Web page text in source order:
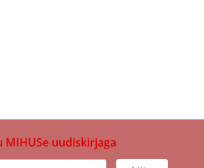
MIHUSe uudiskirjaga